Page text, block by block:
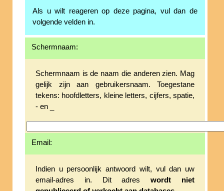
Als u wilt reageren op deze pagina, vul dan de
volgende velden in.
Schermnaam:
Schermnaam is de naam die anderen zien. Mag
gelijk zijn aan gebruikersnaam. Toegestane
tekens: hoofdletters, kleine letters, cijfers, spatie,
- en _
Email:
Indien u persoonlijk antwoord wilt, vul dan uw
email-adres in. Dit adreswordt niet